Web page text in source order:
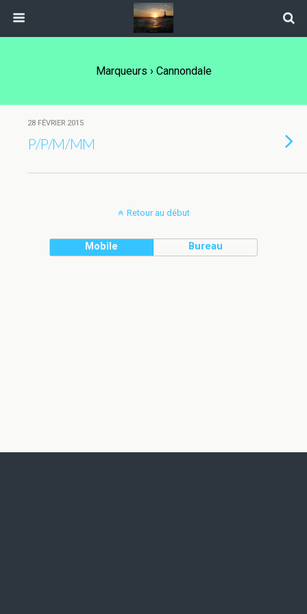
Marqueurs › Cannondale
28 FÉVRIER 2015
P/P/M/MM
Retour au début
Mobile Bureau